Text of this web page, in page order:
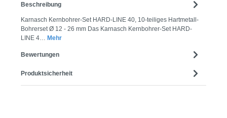
Beschreibung
Karnasch Kernbohrer-Set HARD-LINE 40, 10-teiliges Hartmetall-
Bohrerset Ø 12 - 26 mm Das Karnasch Kernbohrer-Set HARD-
LINE 4… Mehr
Bewertungen
Produktsicherheit